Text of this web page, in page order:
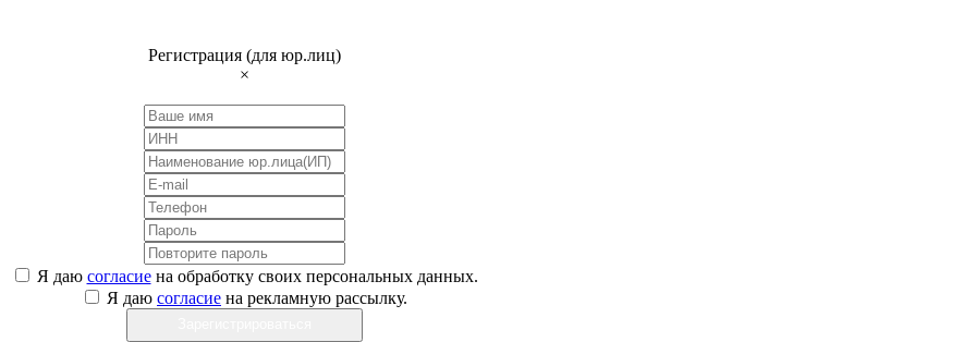
Регистрация (для юр.лиц)
×
Я даю согласиена обработку своих персональных данных.
Я даю согласие на рекламную рассылку.